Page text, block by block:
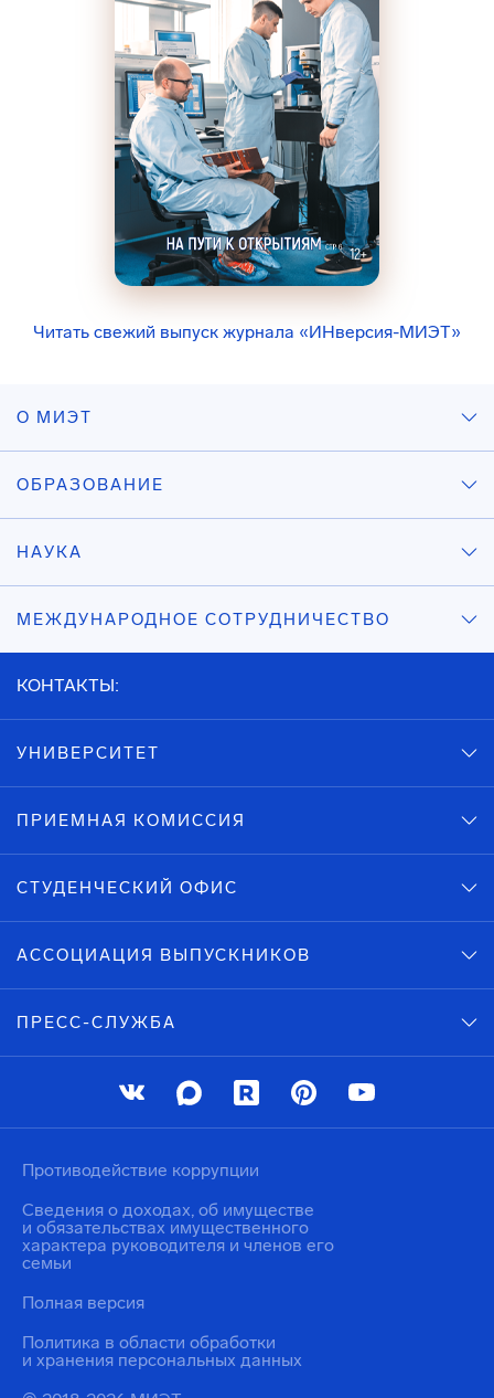
Читать свежий выпуск журнала «ИНверсия-МИЭТ»
О МИЭТ
ОБРАЗОВАНИЕ
НАУКА
МЕЖДУНАРОДНОЕ СОТРУДНИЧЕСТВО
КОНТАКТЫ:
УНИВЕРСИТЕТ
ПРИЕМНАЯ КОМИССИЯ
СТУДЕНЧЕСКИЙ ОФИС
АССОЦИАЦИЯ ВЫПУСКНИКОВ
ПРЕСС-СЛУЖБА
Политика в области обработки
и хранения персональных данных
Противодействие коррупции
Сведения о доходах, об имуществе
и обязательствах имущественного
характера руководителя и членов его
семьи
Полная версия